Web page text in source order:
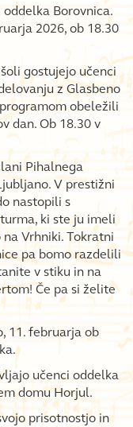
Borovnica.
2026, ob 18.30
gostujejo učenci
z Glasbeno
obeležili
dan. Ob 18.30 v
Pihalnega
V prestižni
nastopili s
ki ste ju imeli
Vrhniki. Tokratni
pa bomo razdelili
v stiku in na
Če pa si želite
11. februarja ob
učenci oddelka
domu Horjul.
prisotnostjo in